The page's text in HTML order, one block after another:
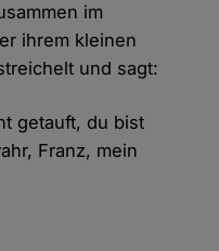
im
ihrem kleinen
und sagt:
getauft, du bist
Franz, mein